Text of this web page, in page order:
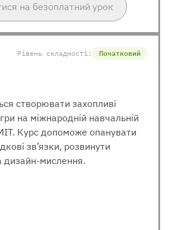
на безоплатний урок
Рівень складності: Початковий
створювати захопливі
на міжнародній навчальній
Курс допоможе опанувати
зв’язки, розвинути
дизайн-мислення.